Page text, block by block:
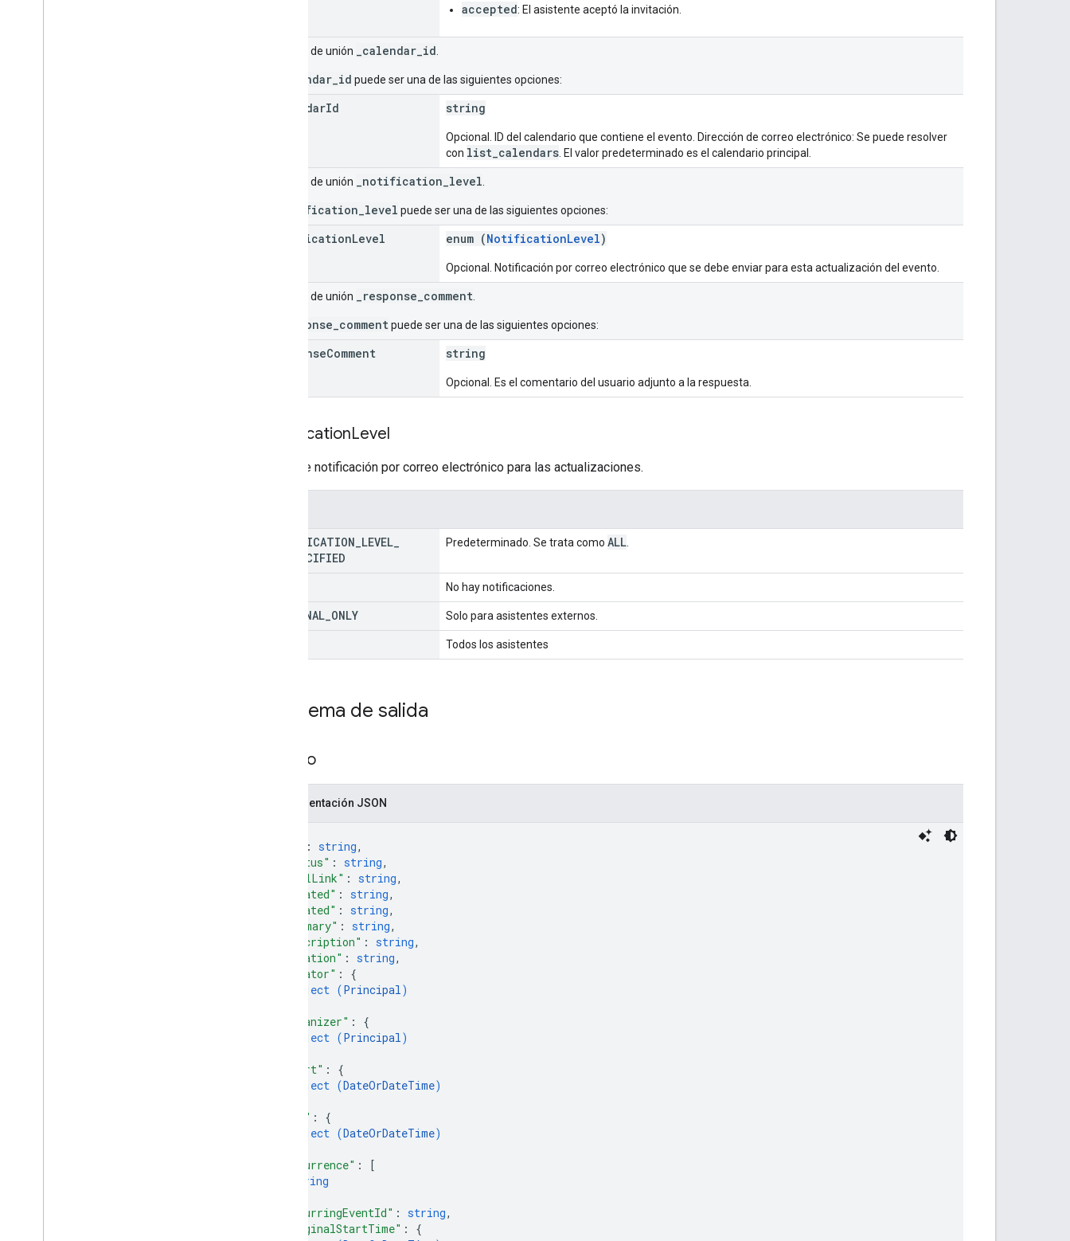
accepted: El asistente aceptó la invitación.
Campo de unión _calendar_id
_calendar_id puede ser una de las siguientes opciones:
calendarId string
Opcional. ID del calendario que contiene el evento. Dirección de correo electrónico: Se puede resolver
con list_calendars . El valor predeterminado es el calendario principal.
Campo de unión _notification_level
_notification_level puede ser una de las siguientes opciones:
notificationLevel enum (NotificationLevel)
Opcional. Notificación por correo electrónico que se debe enviar para esta actualización del evento.
Campo de unión _response_comment
_response_commentpuede ser una de las siguientes opciones:
responseComment string
Opcional. Es el comentario del usuario adjunto a la respuesta.
NotificationLevel
Nivel de notificación por correo electrónico para las actualizaciones.
NOTIFICATION LEVEL
UNSPECIFIED
Predeterminado. Se trata como ALL
No hay notificaciones.
EXTERNAL ONLY Solo para asistentes externos.
Todos los asistentes
Esquema de salida
Evento
Representación JSON
: string,
"status" : string,
"htmlLink" : string,
"created" : string,
"updated" : string,
"summary" : string,
"description" : string,
"location" : string,
"creator" : {
object (Principal)
"organizer" : {
object (Principal)
"start" : {
object (DateOrDateTime)
"end" : {
object (DateOrDateTime)
"recurrence" :
[
string
"recurringEventId" : string,
"originalStartTime" : {